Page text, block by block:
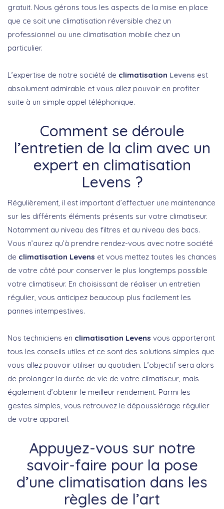
gratuit. Nous gérons tous les aspects de la mise en place
que ce soit une climatisation réversible chez un
professionnel ou une climatisation mobile chez un
particulier.
L’expertise de notre société de climatisation Levens est
absolument admirable et vous allez pouvoir en profiter
suite à un simple appel téléphonique.
Comment se déroule
l’entretien de la clim avec un
expert en climatisation
Levens ?
Régulièrement, il est important d’effectuer une maintenance
sur les différents éléments présents sur votre climatiseur.
Notamment au niveau des filtres et au niveau des bacs.
Vous n’aurez qu’à prendre rendez-vous avec notre société
de climatisation Levens et vous mettez toutes les chances
de votre côté pour conserver le plus longtemps possible
votre climatiseur. En choisissant de réaliser un entretien
régulier, vous anticipez beaucoup plus facilement les
pannes intempestives.
Nos techniciens en climatisation Levens vous apporteront
tous les conseils utiles et ce sont des solutions simples que
vous allez pouvoir utiliser au quotidien. L’objectif sera alors
de prolonger la durée de vie de votre climatiseur, mais
également d’obtenir le meilleur rendement. Parmi les
gestes simples, vous retrouvez le dépoussiérage régulier
de votre appareil.
Appuyez-vous sur notre
savoir-faire pour la pose
d’une climatisation dans les
règles de l’art